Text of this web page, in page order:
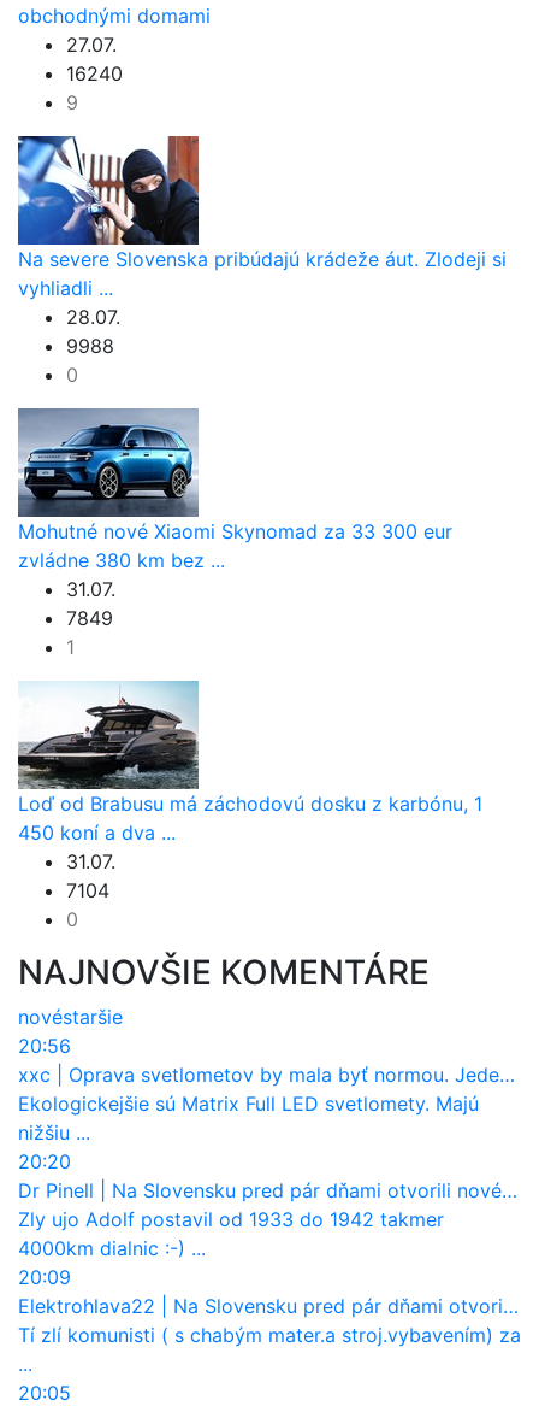
obchodnými domami
27.07.
16240
9
Na severe Slovenska pribúdajú krádeže áut. Zlodeji si
vyhliadli ...
28.07.
9988
0
Mohutné nové Xiaomi Skynomad za 33 300 eur
zvládne 380 km bez ...
31.07.
7849
1
Loď od Brabusu má záchodovú dosku z karbónu, 1
450 koní a dva ...
31.07.
7104
0
NAJNOVŠIE KOMENTÁRE
novéstaršie
20:56
xxc
Oprava svetlometov by mala byť normou. Jeden nový dnes stojí priemerne 1251 eur!
Ekologickejšie sú Matrix Full LED svetlomety. Majú
nižšiu ...
20:20
Dr Pinell
Na Slovensku pred pár dňami otvorili nové mosty, ktoré to sú?
Zly ujo Adolf postavil od 1933 do 1942 takmer
4000km dialnic :-) ...
20:09
Elektrohlava22
Na Slovensku pred pár dňami otvorili nové mosty, ktoré to sú?
Tí zlí komunisti ( s chabým mater.a stroj.vybavením) za
...
20:05